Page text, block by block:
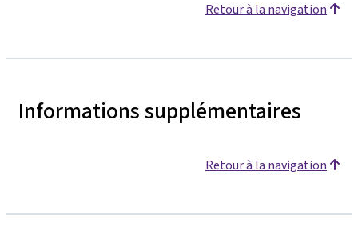
Retour à la navigation
Informations supplémentaires
Retour à la navigation